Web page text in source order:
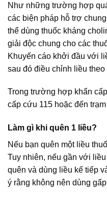
Như những trường hợp
các biện pháp hỗ trợ
thể dùng thuốc kháng
giải độc chung cho các
Khuyến cáo khởi đầu với
sau đó điều chỉnh liều
Trong trường hợp khẩn
cấp cứu 115 hoặc đến
Làm gì khi quên 1 liều?
Nếu bạn quên một liều
Tuy nhiên, nếu gần với
quên và dùng liều kế tiếp
ý rằng không nên dùng